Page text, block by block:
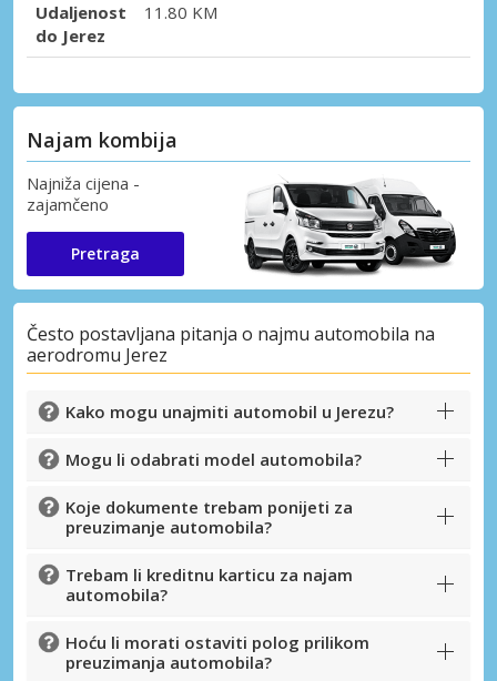
Udaljenost
do Jerez
11.80 KM
Najam kombija
Najniža cijena -
zajamčeno
Pretraga
Često postavljana pitanja o najmu automobila na
aerodromu Jerez
Kako mogu unajmiti automobil u Jerezu?
Mogu li odabrati model automobila?
Koje dokumente trebam ponijeti za
preuzimanje automobila?
Trebam li kreditnu karticu za najam
automobila?
Hoću li morati ostaviti polog prilikom
preuzimanja automobila?